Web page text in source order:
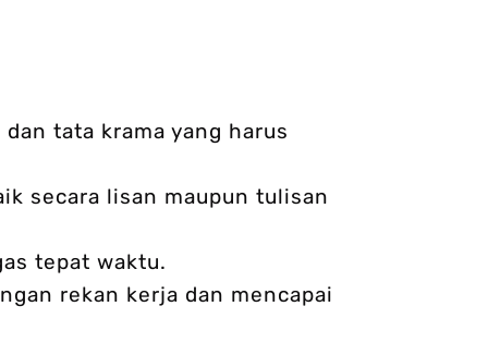
tata krama yang harus
secara lisan maupun tulisan
tepat waktu.
rekan kerja dan mencapai